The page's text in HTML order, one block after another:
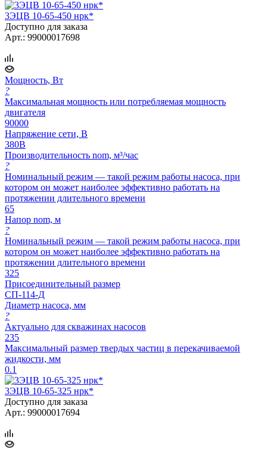
3ЭЦВ 10-65-450 нрк*
Доступно для заказа
Арт.: 99000017698
Мощность, Вт
?
Максимальная мощность или потребляемая мощность
двигателя
90000
Напряжение сети, В
380В
Производительность nom, м³/час
?
Номинальный режим — такой режим работы насоса, при
котором он может наиболее эффективно работать на
протяжении длительного времени
65
Напор nom, м
?
Номинальный режим — такой режим работы насоса, при
котором он может наиболее эффективно работать на
протяжении длительного времени
325
Присоединительный размер
СП-114-Д
Диаметр насоса, мм
?
Актуально для скважинах насосов
235
Максимальный размер твердых частиц в перекачиваемой
жидкости, мм
0.1
3ЭЦВ 10-65-325 нрк*
Доступно для заказа
Арт.: 99000017694